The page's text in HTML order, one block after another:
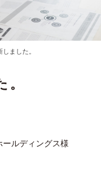
ました。
。
ルディングス様